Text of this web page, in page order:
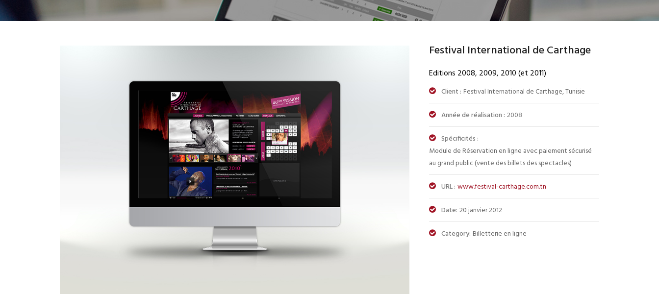
Festival International de Carthage
Editions 2008, 2009, 2010 (et 2011)
Client : Festival International de Carthage, Tunisie
Année de réalisation : 2008
Spécificités :
Module de Réservation en ligne avec paiement sécurisé
au grand public (vente des billets des spectacles)
URL : www.festival-carthage.com.tn
Date: 20 janvier 2012
Category: Billetterie en ligne